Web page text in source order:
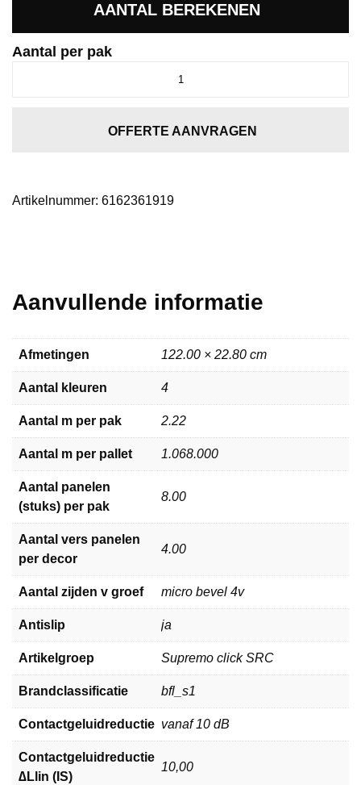
AANTAL BEREKENEN
Aantal per pak
OFFERTE AANVRAGEN
Artikelnummer: 6162361919
Aanvullende informatie
Afmetingen 122.00 × 22.80 cm
Aantal kleuren 4
Aantal m per pak 2.22
Aantal m per pallet 1.068.000
Aantal panelen
(stuks) per pak
8.00
Aantal vers panelen
per decor
4.00
Aantal zijden v groef micro bevel 4v
Antislip ja
Artikelgroep Supremo click SRC
Brandclassificatie bfl_s1
Contactgeluidreductie vanaf 10 dB
Contactgeluidreductie
∆Llin (IS)
10,00